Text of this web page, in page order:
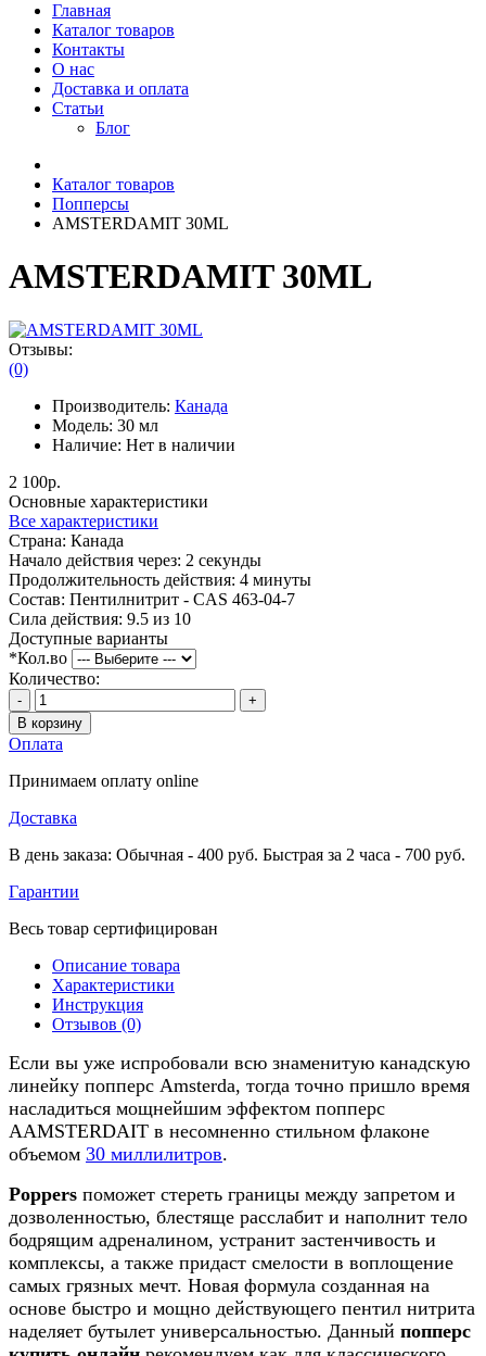
Главная
Каталог товаров
Контакты
О нас
Доставка и оплата
Статьи
Блог
Каталог товаров
Попперсы
AMSTERDAMIT 30ML
AMSTERDAMIT 30ML
Отзывы:
(0)
Производитель: Канада
Модель: 30 мл
Наличие: Нет в наличии
2 100р.
Основные характеристики
Все характеристики
Страна: Канада
Начало действия через: 2 секунды
Продолжительность действия: 4 минуты
Состав: Пентилнитрит - CAS 463-04-7
Сила действия: 9.5 из 10
Доступные варианты
*Кол.во
Количество:
-
+
В корзину
Оплата
Принимаем оплату online
Доставка
В день заказа: Обычная - 400 руб. Быстрая за 2 часа - 700 руб.
Гарантии
Весь товар сертифицирован
Описание товара
Характеристики
Инструкция
Отзывов (0)
Если вы уже испробовали всю знаменитую канадскую
линейку попперс Amsterda, тогда точно пришло время
насладиться мощнейшим эффектом попперс
AAMSTERDAIT в несомненно стильном флаконе
объемом 30 миллилитров.
Poppers поможет стереть границы между запретом и
дозволенностью, блестяще расслабит и наполнит тело
бодрящим адреналином, устранит застенчивость и
комплексы, а также придаст смелости в воплощение
самых грязных мечт. Новая формула созданная на
основе быстро и мощно действующего пентил нитрита
наделяет бутылет универсальностью. Данный попперс